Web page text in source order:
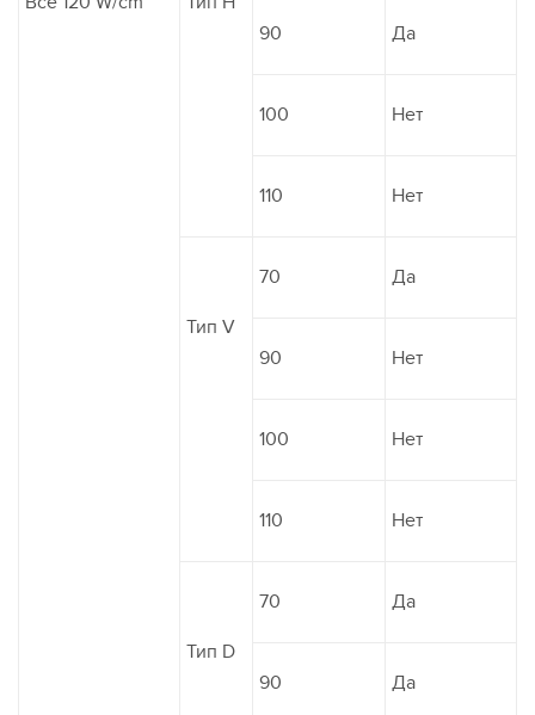
90
Да
100 Нет
110 Нет
Тип V
70 Да
90 Нет
100 Нет
110 Нет
Тип D
70 Да
90 Да